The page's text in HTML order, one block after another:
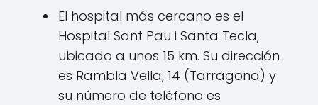
El hospital más cercano es el
Hospital Sant Pau i Santa Tecla,
ubicado a unos 15 km. Su dirección
es Rambla Vella, 14 (Tarragona) y
su número de teléfono es